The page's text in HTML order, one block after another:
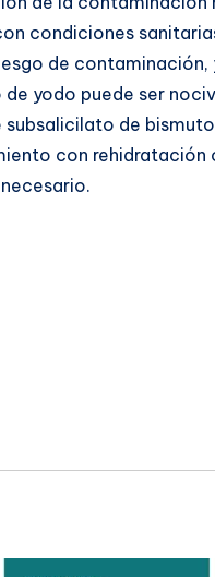
condiciones
de
yodo puede ser
de
con